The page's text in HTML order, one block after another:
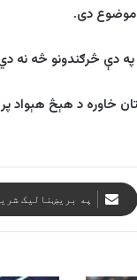
موضوع دی.
په دې څرګندونو څه نه
خاوره د هېڅ هېواد
په بریښنالیک